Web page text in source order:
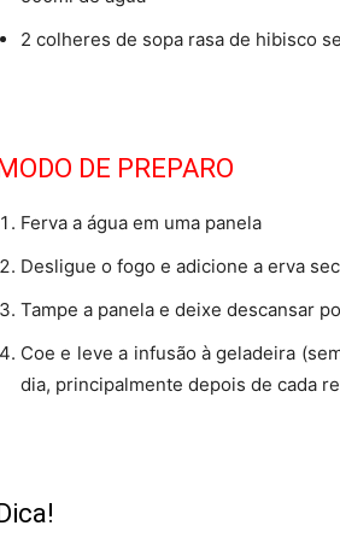
2 colheres de sopa rasa de hibisco
DE PREPARO
Ferva a água em uma panela
Desligue o fogo e adicione a erva
Tampe a panela e deixe descansar
Coe e leve a infusão à geladeira
dia, principalmente depois de cada